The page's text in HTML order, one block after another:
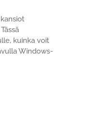
kuinka voit
Windows-